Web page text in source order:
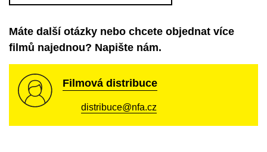
Máte další otázky nebo chcete objednat více
filmů najednou? Napište nám.
Filmová distribuce
distribuce@nfa.cz